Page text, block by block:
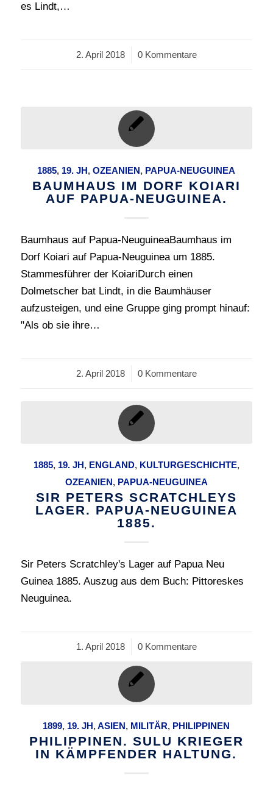
es Lindt,…
2. April 2018
/ 0 Kommentare
1885, 19. JH,OZEANIEN, PAPUA-NEUGUINEA
BAUMHAUS IM DORF KOIARI
AUF PAPUA-NEUGUINEA.
Baumhaus auf Papua-NeuguineaBaumhaus im
Dorf Koiari auf Papua-Neuguinea um 1885.
Stammesführer der KoiariDurch einen
Dolmetscher bat Lindt, in die Baumhäuser
aufzusteigen, und eine Gruppe ging prompt hinauf:
"Als ob sie ihre…
2. April 2018
/ 0 Kommentare
1885, 19. JH, ENGLAND, KULTURGESCHICHTE,
OZEANIEN, PAPUA-NEUGUINEA
SIR PETERS SCRATCHLEYS
LAGER. PAPUA-NEUGUINEA
1885.
Sir Peters Scratchley's Lager auf Papua Neu
Guinea 1885. Auszug aus dem Buch: Pittoreskes
Neuguinea.
1. April 2018
/ 0 Kommentare
1899, 19. JH,ASIEN, MILITÄR, PHILIPPINEN
PHILIPPINEN. SULU KRIEGER
IN KÄMPFENDER HALTUNG.